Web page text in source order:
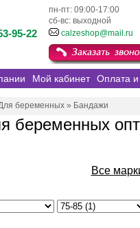
пн-пт: 09:00-17:00
сб-вс: выходной
95-22 calzeshop@mail.ru
Мой кабинет Оплата и
беременных» Бандажи
беременных
Все